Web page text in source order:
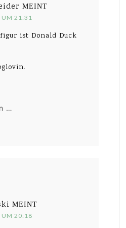
MEINT
UM 21:31
ist Donald Duck
…
MEINT
UM 20:18